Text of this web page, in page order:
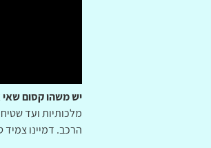
יש משהו קסום שאי
מלכותיות ועד
הרכב. דמיינו